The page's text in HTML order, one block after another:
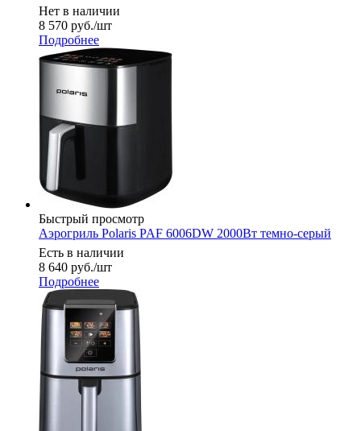
Нет в наличии
8 570 руб./шт
Подробнее
Быстрый просмотр
Аэрогриль Polaris PAF 6006DW 2000Вт темно-серый
Есть в наличии
8 640 руб./шт
Подробнее